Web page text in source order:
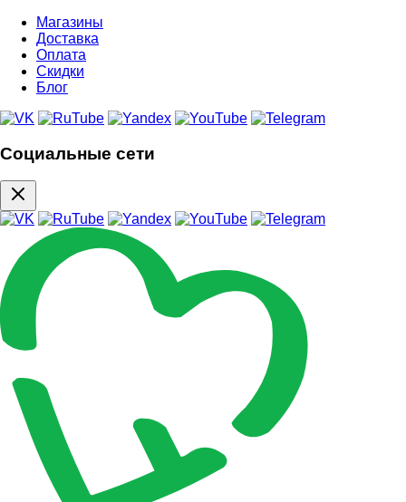
Магазины
Доставка
Оплата
Скидки
Блог
Социальные сети